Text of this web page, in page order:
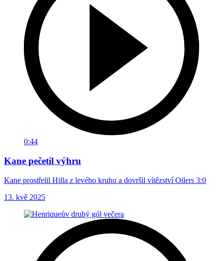
0:44
Kane pečetil výhru
Kane prostřelil Hilla z levého kruhu a dovršil vítězství Oilers 3:0
13. kvě 2025